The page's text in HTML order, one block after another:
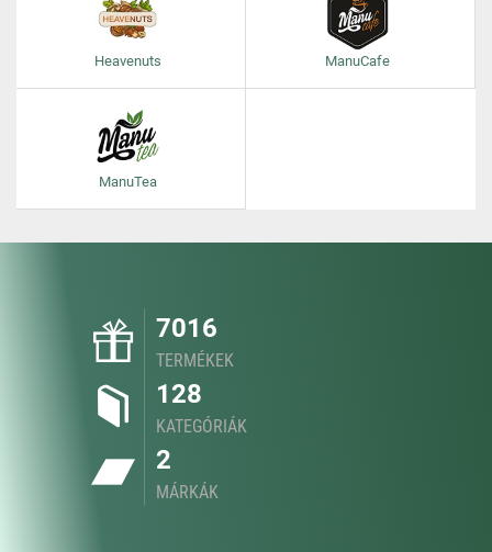
Heavenuts ManuCafe
ManuTea
7016
TERMÉKEK
128
KATEGÓRIÁK
2
MÁRKÁK